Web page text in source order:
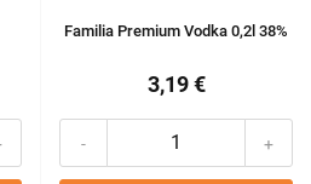
Familia Premium Vodka 0,2l 38%
3,19 €
- +